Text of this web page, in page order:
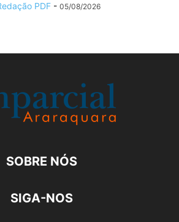
PDF - 05/08/2026
SOBRE NÓS
SIGA-NOS